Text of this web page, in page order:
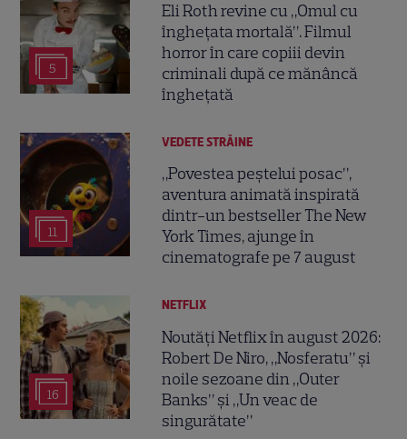
5
Eli Roth revine cu „Omul cu
înghețata mortală”. Filmul
horror în care copiii devin
criminali după ce mănâncă
înghețată
11
VEDETE STRĂINE
„Povestea peștelui posac”,
aventura animată inspirată
dintr-un bestseller The New
York Times, ajunge în
cinematografe pe 7 august
16
NETFLIX
Noutăți Netflix în august 2026:
Robert De Niro, „Nosferatu” și
noile sezoane din „Outer
Banks” și „Un veac de
singurătate”